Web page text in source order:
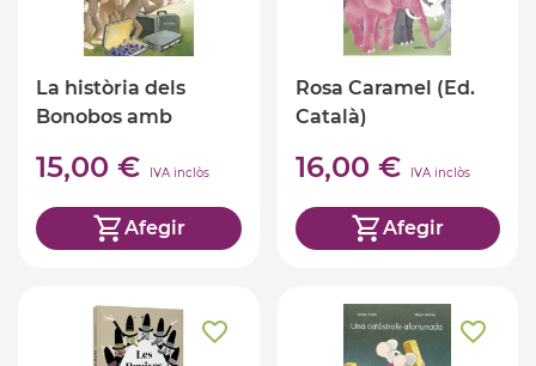
La història dels
Bonobos amb
15,00 € IVA inclòs
Afegir
Rosa Caramel (Ed.
Català)
16,00 € IVA inclòs
Afegir